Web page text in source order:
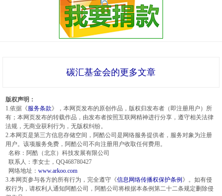
碳汇基金会的更多文章
版权声明：
1.依据《服务条款》，本网页发布的原创作品，版权归发布者（即注册用户）所
有；本网页发布的转载作品，由发布者按照互联网精神进行分享，遵守相关法律
法规，无商业获利行为，无版权纠纷。
2.本网页是第三方信息存储空间，阿酷公司是网络服务提供者，服务对象为注册
用户。该项服务免费，阿酷公司不向注册用户收取任何费用。
名称：阿酷（北京）科技发展有限公司
联系人：李女士，QQ468780427
网络地址： www.arkoo.com
3.本网页参与各方的所有行为，完全遵守《信息网络传播权保护条例》。如有侵
权行为，请权利人通知阿酷公司，阿酷公司将根据本条例第二十二条规定删除侵